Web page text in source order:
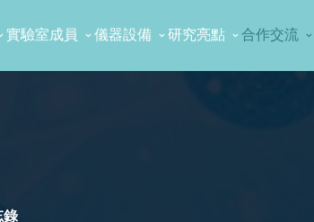
實驗室成員 儀器設備 研究亮點 合作交流
錄